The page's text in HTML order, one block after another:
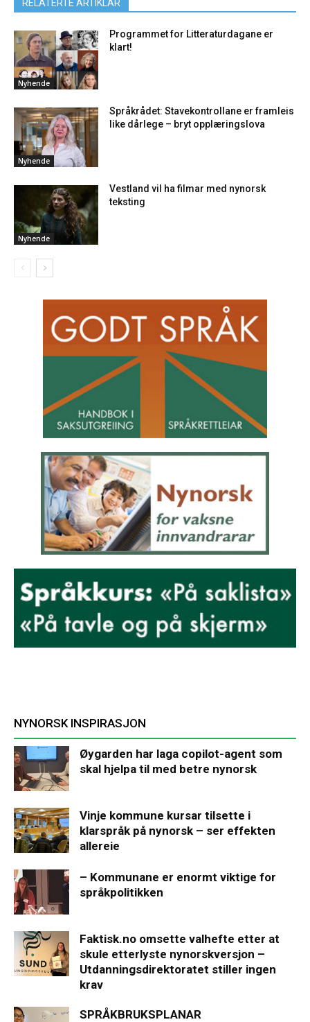
RELATERTE ARTIKLAR
Nyhende
Programmet for Litteraturdagane er
klart!
Nyhende
Språkrådet: Stavekontrollane er framleis
like dårlege – bryt opplæringslova
Nyhende
Vestland vil ha filmar med nynorsk
teksting
NYNORSK INSPIRASJON
Øygarden har laga copilot-agent som
skal hjelpa til med betre nynorsk
Vinje kommune kursar tilsette i
klarspråk på nynorsk – ser effekten
allereie
– Kommunane er enormt viktige for
språkpolitikken
Faktisk.no omsette valhefte etter at
skule etterlyste nynorskversjon –
Utdanningsdirektoratet stiller ingen
krav
SPRÅKBRUKSPLANAR